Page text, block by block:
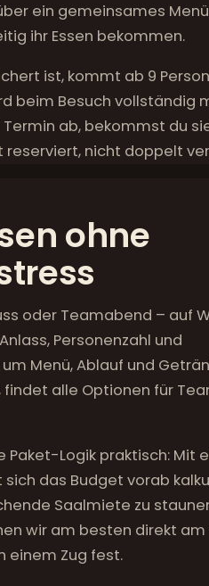
ein gemeinsames
ihr Essen bekommen.
ist, kommt ab 9
beim Besuch
ab, bekommst du
reserviert, nicht doppelt
ohne
oder Teamabend – auf
Personenzahl und
Menü, Ablauf und
alle Optionen für
Paket-Logik praktisch: Mit
das Budget vorab
Saalmiete zu
wir am besten direkt am
einem Zug fest.